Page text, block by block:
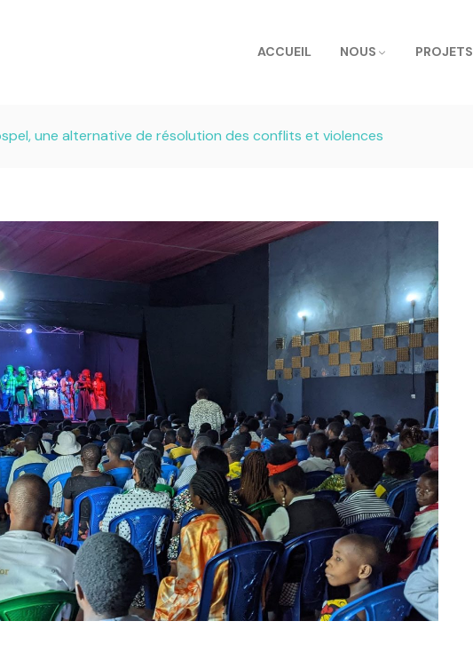
ACCUEIL NOUS PROJETS
une alternative de résolution des conflits et violences